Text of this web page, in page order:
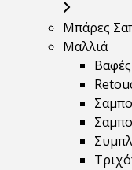
Μπάρες
Μαλλιά